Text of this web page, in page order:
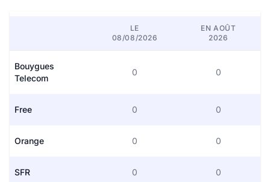
LE
08/08/2026
EN AOÛT
2026
Bouygues
Telecom
0 0
Free 0 0
Orange 0 0
SFR 0 0